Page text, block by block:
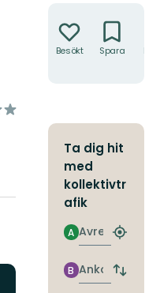
Besökt Spara
Ta dig hit
med
kollektivtr
afik
Avresa
A
Hitta
Ankomst
B
Byt